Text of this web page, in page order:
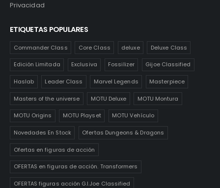
Privacidad
ETIQUETAS POPULARES
Commander Class Core Class deluxe Deluxe Class
Edición Limitada Exclusiva Fossilizer Gijoe Classified
Haslab Leader Class Marvel Legends Masterpiece
Masters of the universe MOTU Deluxe MOTU Montura
MOTU Origins MOTU Playset MOTU Vehículo
Novedades En Stock Ofertas Dungeons & Dragons
Ofertas en figuras de acción
OFERTAS en figuras de acción. Transformers
OFERTAS figuras acción G.I.Joe Classified